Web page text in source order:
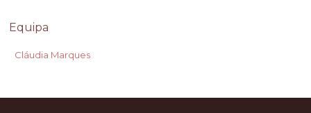
Equipa
Cláudia Marques